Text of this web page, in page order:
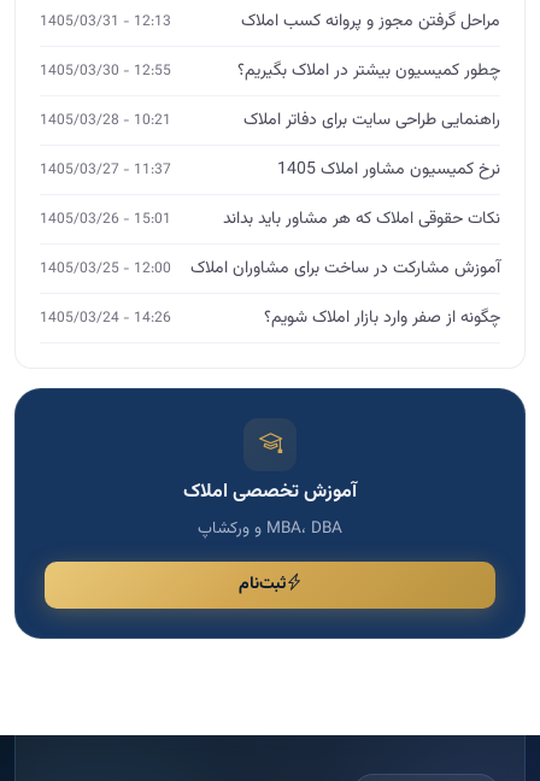
مراحل گرفتن مجوز و پروانه کسب املاک 12:13 - 1405/03/31
چطور کمیسیون بیشتر در املاک بگیریم؟ 12:55 - 1405/03/30
راهنمایی طراحی سایت برای دفاتر املاک 10:21 - 1405/03/28
نرخ کمیسیون مشاور املاک 1405 11:37 - 1405/03/27
نکات حقوقی املاک که هر مشاور باید بداند 15:01 - 1405/03/26
آموزش مشارکت در ساخت برای مشاوران املاک 12:00 - 1405/03/25
چگونه از صفر وارد بازار املاک شویم؟ 14:26 - 1405/03/24
آموزش تخصصی املاک
MBA، DBA و ورکشاپ
ثبت‌نام